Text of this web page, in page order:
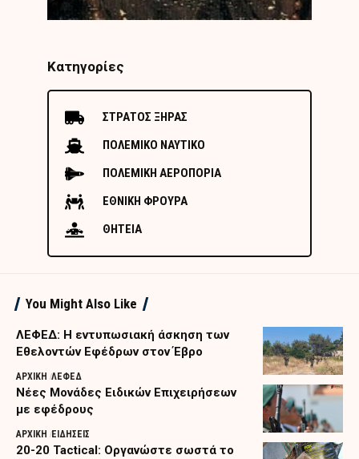
Κατηγορίες
ΣΤΡΑΤΟΣ ΞΗΡΑΣ
ΠΟΛΕΜΙΚΟ ΝΑΥΤΙΚΟ
ΠΟΛΕΜΙΚΗ ΑΕΡΟΠΟΡΙΑ
ΕΘΝΙΚΗ ΦΡΟΥΡΑ
ΘΗΤΕΙΑ
You Might Also Like
ΛΕΦΕΔ: Η εντυπωσιακή άσκηση των
Εθελοντών Εφέδρων στον Έβρο
ΑΡΧΙΚΗ ΛΕΦΕΔ
Nέες Μονάδες Ειδικών Επιχειρήσεων
με εφέδρους
ΑΡΧΙΚΗ ΕΙΔΗΣΕΙΣ
20-20 Tactical: Οργανώστε σωστά το